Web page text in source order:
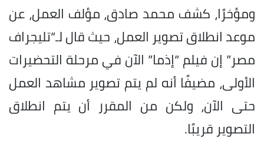
ومؤخرًا، كشف محمد صادق، مؤلف العمل، عن
موعد انطلاق تصوير العمل، حيث قال لـ“تليجراف
مصر”إن فيلم “إذما” الآن في مرحلة التحضيرات
الأولى، مضيفًا أنه لم يتم تصوير مشاهد العمل
حتى الآن، ولكن من المقرر أن يتم انطلاق
التصوير قريبًا.